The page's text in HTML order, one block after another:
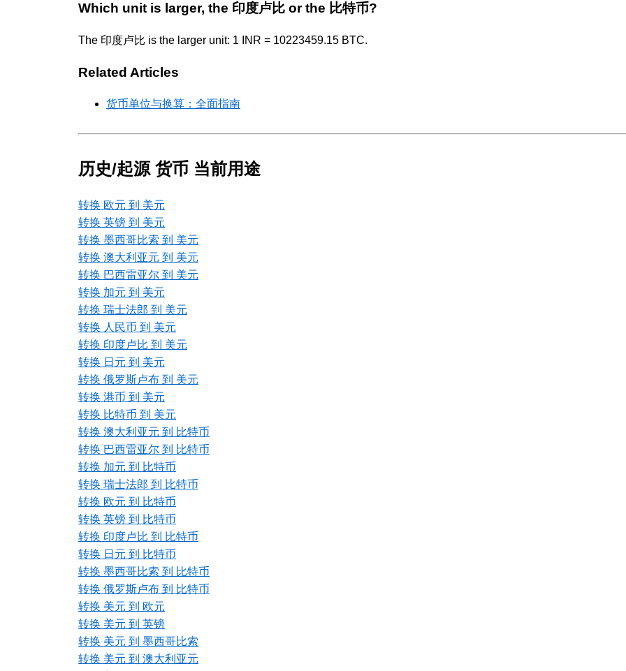
Which unit is larger, the 印度卢比 or the 比特币?
The 印度卢比 is the larger unit: 1 INR = 10223459.15 BTC.
Related Articles
货币单位与换算：全面指南
历史/起源 货币 当前用途
转换 欧元 到 美元
转换 英镑 到 美元
转换 墨西哥比索 到 美元
转换 澳大利亚元 到 美元
转换 巴西雷亚尔 到 美元
转换 加元 到 美元
转换 瑞士法郎 到 美元
转换 人民币 到 美元
转换 印度卢比 到 美元
转换 日元 到 美元
转换 俄罗斯卢布 到 美元
转换 港币 到 美元
转换 比特币 到 美元
转换 澳大利亚元 到 比特币
转换 巴西雷亚尔 到 比特币
转换 加元 到 比特币
转换 瑞士法郎 到 比特币
转换 欧元 到 比特币
转换 英镑 到 比特币
转换 印度卢比 到 比特币
转换 日元 到 比特币
转换 墨西哥比索 到 比特币
转换 俄罗斯卢布 到 比特币
转换 美元 到 欧元
转换 美元 到 英镑
转换 美元 到 墨西哥比索
转换 美元 到 澳大利亚元